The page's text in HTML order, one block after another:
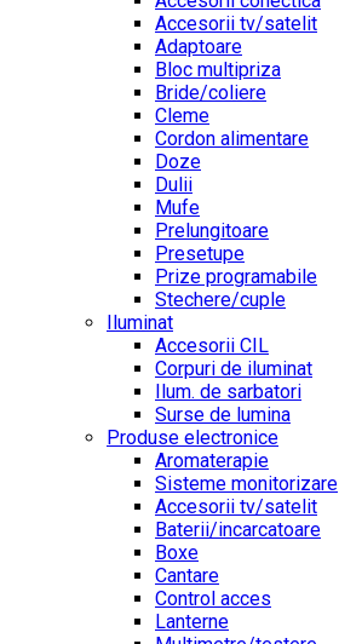
Accesorii tv/satelit
Adaptoare
Bloc multipriza
Bride/coliere
Cleme
Cordon alimentare
Doze
Dulii
Mufe
Prelungitoare
Presetupe
Prize programabile
Stechere/cuple
Iluminat
Accesorii CIL
Corpuri de iluminat
Ilum. de sarbatori
Surse de lumina
Produse electronice
Aromaterapie
Sisteme monitorizare
Accesorii tv/satelit
Baterii/incarcatoare
Boxe
Cantare
Control acces
Lanterne